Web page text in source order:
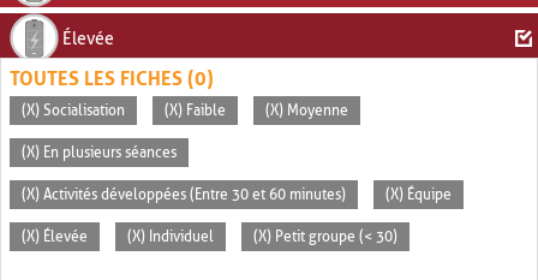
Élevée
TOUTES LES FICHES (0)
(X) Socialisation (X) Faible (X) Moyenne
(X) En plusieurs séances
(X) Activités développées (Entre 30 et 60 minutes) (X) Équipe
(X) Élevée (X) Individuel (X) Petit groupe (< 30)